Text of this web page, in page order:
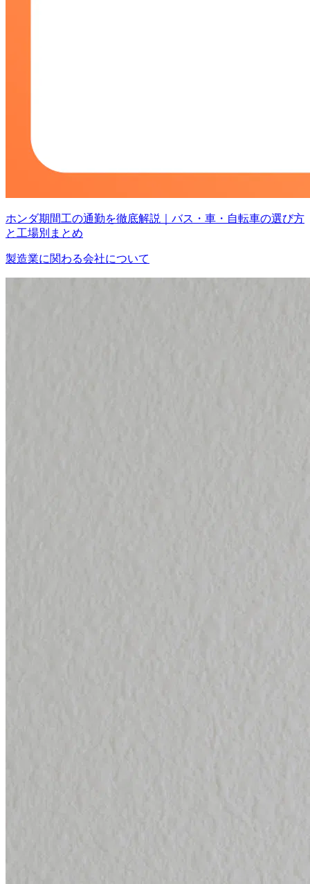
ホンダ期間工の通勤を徹底解説｜バス・車・自転車の選び方
と工場別まとめ
製造業に関わる会社について